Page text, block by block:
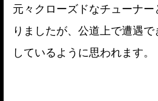
元々クローズドなチューナ
りましたが、公道上で遭遇
しているように思われます。